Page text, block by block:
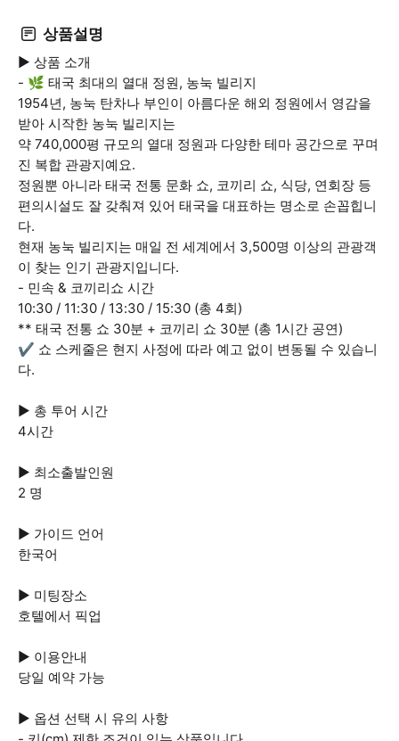
상품설명
▶ 상품 소개
- 🌿 태국 최대의 열대 정원, 농눅 빌리지
1954년, 농눅 탄차나 부인이 아름다운 해외 정원에서 영감을
받아 시작한 농눅 빌리지는
약 740,000평 규모의 열대 정원과 다양한 테마 공간으로 꾸며
진 복합 관광지예요.
정원뿐 아니라 태국 전통 문화 쇼, 코끼리 쇼, 식당, 연회장 등
편의시설도 잘 갖춰져 있어 태국을 대표하는 명소로 손꼽힙니
다.
현재 농눅 빌리지는 매일 전 세계에서 3,500명 이상의 관광객
이 찾는 인기 관광지입니다.
- 민속 & 코끼리쇼 시간
10:30 / 11:30 / 13:30 / 15:30 (총 4회)
** 태국 전통 쇼 30분 + 코끼리 쇼 30분 (총 1시간 공연)
✔️ 쇼 스케줄은 현지 사정에 따라 예고 없이 변동될 수 있습니
다.
▶ 총 투어 시간
4시간
▶ 최소출발인원
2 명
▶ 가이드 언어
한국어
▶ 미팅장소
호텔에서 픽업
▶ 이용안내
당일 예약 가능
▶ 옵션 선택 시 유의 사항